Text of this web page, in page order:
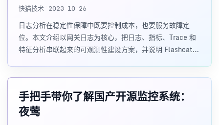
快猫技术 · 2023-10-26
日志分析在稳定性保障中既要控制成本，也要服务故障定
位。本文介绍以网关日志为核心，把日志、指标、Trace 和
特征分析串联起来的可观测性建设方案，并说明 Flashcat
手把手带你了解国产开源监控系统：
夜莺